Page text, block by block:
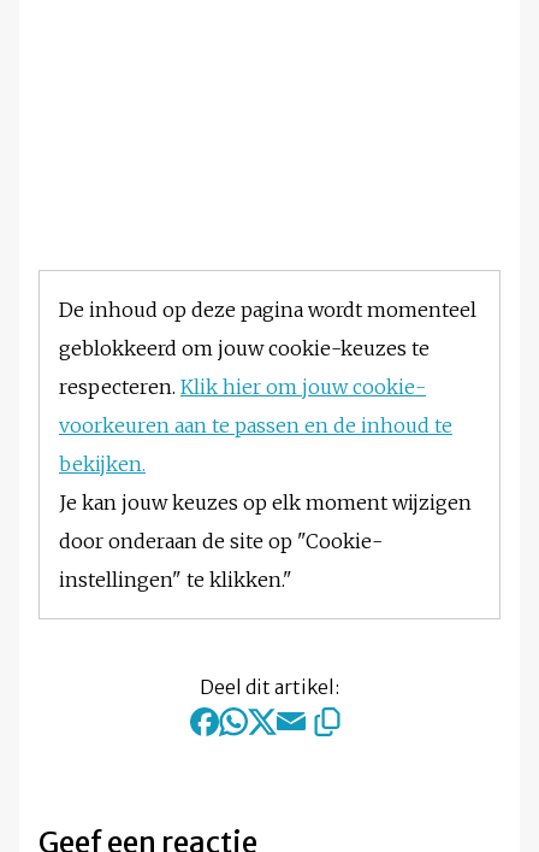
De inhoud op deze pagina wordt momenteel
geblokkeerd om jouw cookie-keuzes te
respecteren. Klik hier om jouw cookie-
voorkeuren aan te passen en de inhoud te
bekijken.
Je kan jouw keuzes op elk moment wijzigen
door onderaan de site op "Cookie-
instellingen" te klikken."
Deel dit artikel:
Geef een reactie